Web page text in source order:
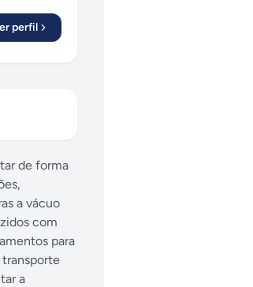
perfil
de forma
a vácuo
com
para
a